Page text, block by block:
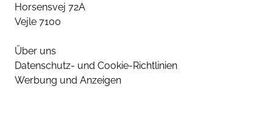
Horsensvej 72A
Vejle 7100
Über uns
Datenschutz- und Cookie-Richtlinien
Werbung und Anzeigen